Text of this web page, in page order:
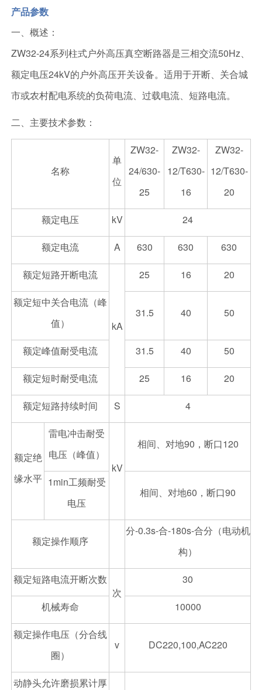
产品参数
一、概述：
ZW32-24系列柱式户外高压真空断路器是三相交流50Hz、
额定电压24kV的户外高压开关设备。适用于开断、关合城
市或农村配电系统的负荷电流、过载电流、短路电流。
二、主要技术参数：
名称
单
位
ZW32-
24/630-
25
ZW32-
12/T630-
16
ZW32-
12/T630-
20
额定电压 kV 24
额定电流 A 630 630 630
额定短路开断电流
kA
25 16 20
额定短中关合电流（峰
值）
31.5 40 50
额定峰值耐受电流 31.5 40 50
额定短时耐受电流 25 16 20
额定短路持续时间 S 4
额定绝
缘水平
雷电冲击耐受
电压（峰值）
kV
相间、对地90，断口120
1min工频耐受
电压
相间、对地60，断口90
额定操作顺序
分-0.3s-合-180s-合分（电动机
构）
额定短路电流开断次数
次
30
机械寿命 10000
额定操作电压（分合线
圈）
v DC220,100,AC220
动静头允许磨损累计厚